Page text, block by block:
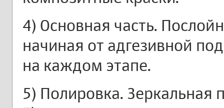
4) Основная часть.
начиная от адгезивной
на каждом этапе.
5) Полировка. Зеркальная